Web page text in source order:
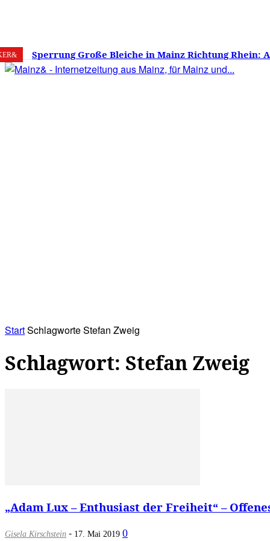
7. August 2026 22 Mainz
Sperrung Große Bleiche in Mainz Richtung Rhein:
verwirrt, Mainzer stinksauer – Haben die Mainzer
StartSchlagworteStefan Zweig
Schlagwort: Stefan Zweig
„Adam Lux – Enthusiast der Freiheit“ –
Gisela Kirschstein - 17. Mai 2019 0